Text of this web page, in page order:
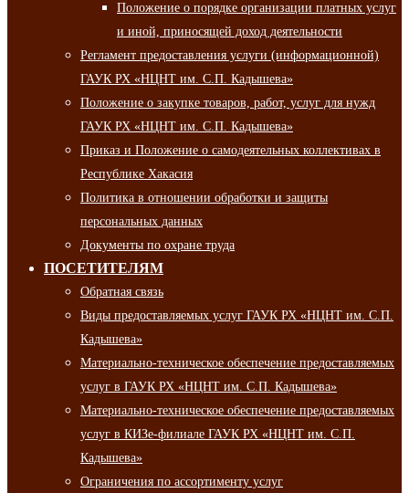
Положение о порядке организации платных услуг
и иной, приносящей доход деятельности
Регламент предоставления услуги (информационной)
ГАУК РХ «НЦНТ им. С.П. Кадышева»
Положение о закупке товаров, работ, услуг для нужд
ГАУК РХ «НЦНТ им. С.П. Кадышева»
Приказ и Положение о самодеятельных коллективах в
Республике Хакасия
Политика в отношении обработки и защиты
персональных данных
Документы по охране труда
ПОСЕТИТЕЛЯМ
Обратная связь
Виды предоставляемых услуг ГАУК РХ «НЦНТ им. С.П.
Кадышева»
Материально-техническое обеспечение предоставляемых
услуг в ГАУК РХ «НЦНТ им. С.П. Кадышева»
Материально-техническое обеспечение предоставляемых
услуг в КИЗе-филиале ГАУК РХ «НЦНТ им. С.П.
Кадышева»
Ограничения по ассортименту услуг